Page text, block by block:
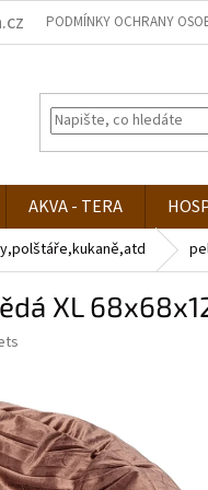
PODMÍNKY OCHRANY
AKVA - TERA
XL